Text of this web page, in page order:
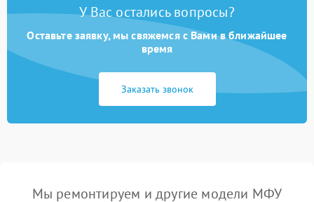
У Вас остались вопросы?
Оставьте заявку, мы свяжемся с Вами в ближайшее
время
Заказать звонок
Мы ремонтируем и другие модели МФУ